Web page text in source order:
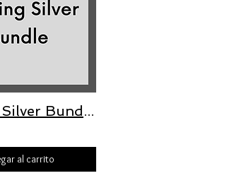
Sterling Silver Bundle (Prison Orders)
al carrito